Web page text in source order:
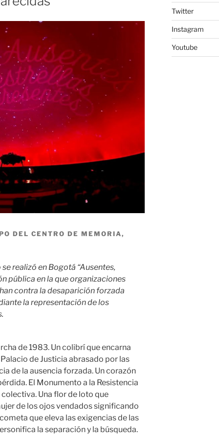
DEL CENTRO DE MEMORIA,
realizó en Bogotá “Ausentes,
pública en la que organizaciones
contra la desaparición forzada
la representación de los
de 1983. Un colibrí que encarna
de Justicia abrasado por las
de la ausencia forzada. Un corazón
El Monumento a la Resistencia
Una flor de loto que
de los ojos vendados significando
que eleva las exigencias de las
la separación y la búsqueda.
Twitter
Instagram
Youtube